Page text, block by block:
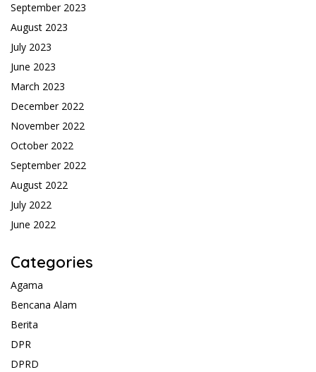
September 2023
August 2023
July 2023
June 2023
March 2023
December 2022
November 2022
October 2022
September 2022
August 2022
July 2022
June 2022
Categories
Agama
Bencana Alam
Berita
DPR
DPRD